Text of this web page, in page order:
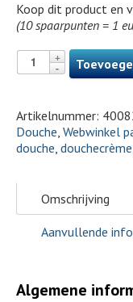
Koop dit product en
(10 spaarpunten = 1
Artikelnummer:
Douche, Webwinkel
douche, douchecrème
Omschrijving
Aanvullende
Algemene